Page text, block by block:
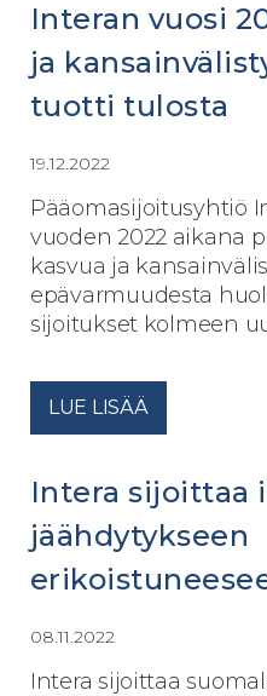
Interan vuosi
ja
tuotti tulosta
19.12.2022
Pääomasijoitusyhtiö
vuoden 2022 aikana
kasvua ja
epävarmuudesta
sijoitukset kolmeen
LUE LISÄÄ
Intera sijoittaa
jäähdytykseen
08.11.2022
Intera sijoittaa